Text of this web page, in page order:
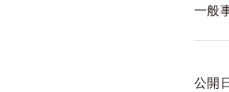
一般
公開